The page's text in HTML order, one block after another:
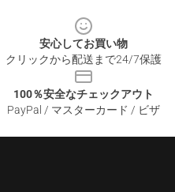
安心してお買い物
クリックから配送まで24/7保護
100％安全なチェックアウト
PayPal / マスターカード / ビザ